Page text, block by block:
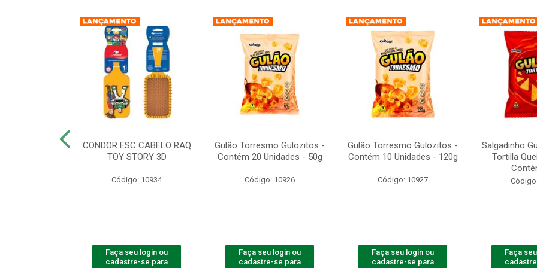
CONDOR ESC CABELO RAQ
TOY STORY 3D
Código: 10934
Faça seu login ou
cadastre-se para
Gulão Torresmo Gulozitos -
Contém 20 Unidades - 50g
Código: 10926
Faça seu login ou
cadastre-se para
Gulão Torresmo Gulozitos -
Contém 10 Unidades - 120g
Código: 10927
Faça seu login ou
cadastre-se para
Salgadinho
Tortilla
Faça